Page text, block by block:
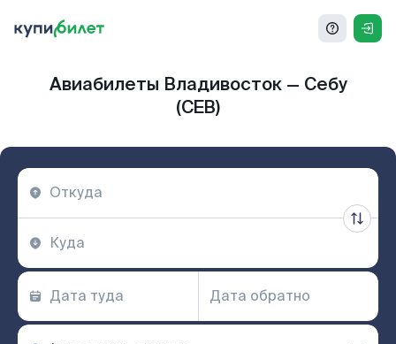
Авиабилеты Владивосток — Себу
(CEB)